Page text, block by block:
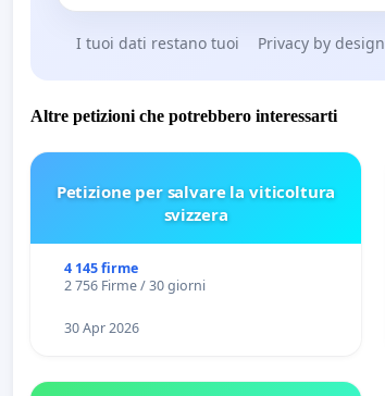
I tuoi dati restano tuoi Privacy by design
Altre petizioni che potrebbero interessarti
Petizione per salvare la viticoltura
svizzera
4 145 firme
2 756 Firme / 30 giorni
30 Apr 2026